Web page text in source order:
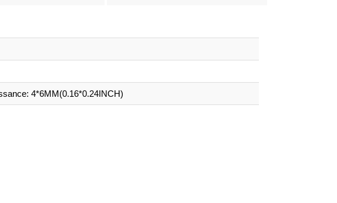
4*6MM(0.16*0.24INCH)